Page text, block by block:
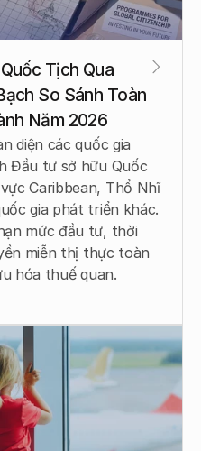
Tịch Qua
So Sánh Toàn
Năm 2026
diện các quốc gia
Đầu tư sở hữu Quốc
Caribbean, Thổ Nhĩ
gia phát triển khác.
mức đầu tư, thời
miễn thị thực toàn
hóa thuế quan.